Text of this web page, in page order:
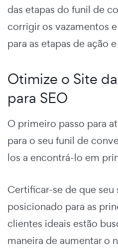
das etapas do funil de
corrigir os vazamentos
para as etapas de ação
Otimize o Site
para SEO
O primeiro passo para
para o seu funil de
los a encontrá-lo em
Certificar-se de que seu
posicionado para as
clientes ideais estão
maneira de aumentar o